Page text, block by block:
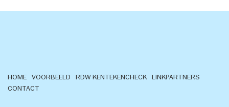
HOME VOORBEELD RDW KENTEKENCHECK
LINKPARTNERS
CONTACT